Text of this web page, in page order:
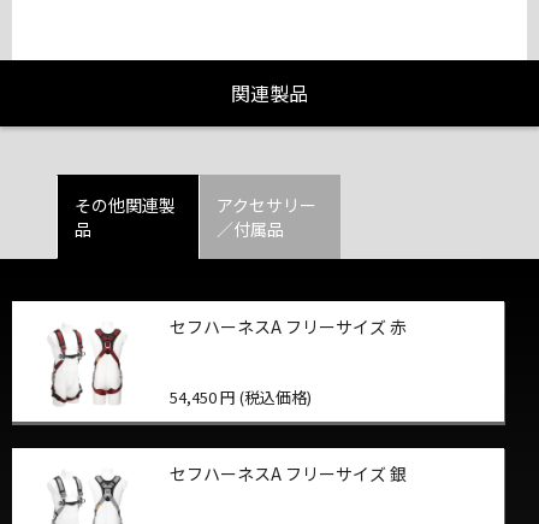
関連製品
その他関連製
品
アクセサリー
／付属品
セフハーネスA フリーサイズ 赤
54,450 円 (税込価格)
セフハーネスA フリーサイズ 銀